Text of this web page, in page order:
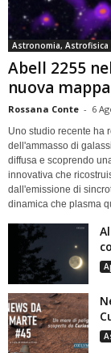
Astronomia, Astrofisica
Abell 2255
nuova
Rossana Conte - 6
Uno studio recente ha
dell'ammasso di
diffusa e scoprendo
innovativa che
dall'emissione di
dinamica che plasma